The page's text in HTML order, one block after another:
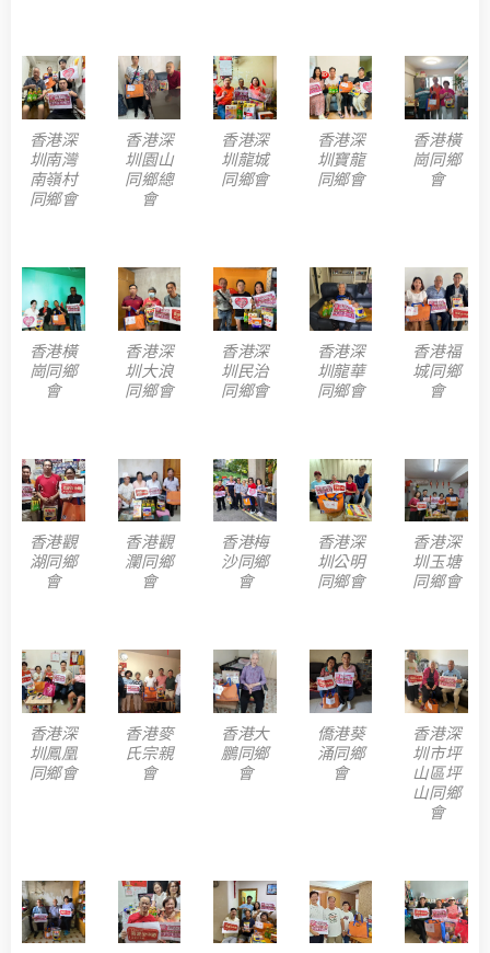
香港深
圳南灣
南嶺村
同鄉會
香港深
圳園山
同鄉總
會
香港深
圳龍城
同鄉會
香港深
圳寶龍
同鄉會
香港橫
崗同鄉
會
香港橫
崗同鄉
會
香港深
圳大浪
同鄉會
香港深
圳民治
同鄉會
香港深
圳龍華
同鄉會
香港福
城同鄉
會
香港觀
湖同鄉
會
香港觀
瀾同鄉
會
香港梅
沙同鄉
會
香港深
圳公明
同鄉會
香港深
圳玉塘
同鄉會
香港深
圳鳳凰
同鄉會
香港麥
氏宗親
會
香港大
鵬同鄉
會
僑港葵
涌同鄉
會
香港深
圳市坪
山區坪
山同鄉
會